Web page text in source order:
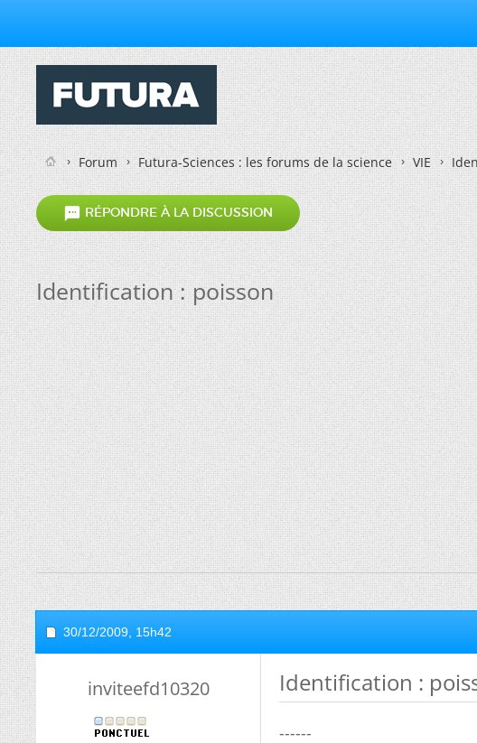
Forum Futura-Sciences : les forums de la science VIE
 RÉPONDRE À LA DISCUSSION
Identification : poisson
30/12/2009, 15h42
inviteefd10320 Identification :
------